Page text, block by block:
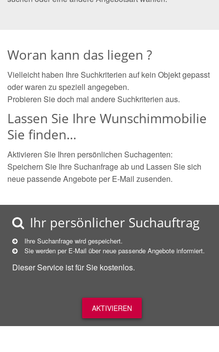
Woran kann das liegen ?
Vielleicht haben Ihre Suchkriterien auf kein Objekt gepasst
oder waren zu speziell angegeben.
Probieren Sie doch mal andere Suchkriterien aus.
Lassen Sie Ihre Wunschimmobilie
Sie finden…
Aktivieren Sie Ihren persönlichen Suchagenten:
Speichern Sie Ihre Suchanfrage ab und Lassen Sie sich
neue passende Angebote per E-Mail zusenden.
Ihr persönlicher Suchauftrag
Ihre Suchanfrage wird gespeichert.
Sie werden per E-Mail über neue passende Angebote informiert.
Dieser Service ist für Sie kostenlos.
AKTIVIEREN